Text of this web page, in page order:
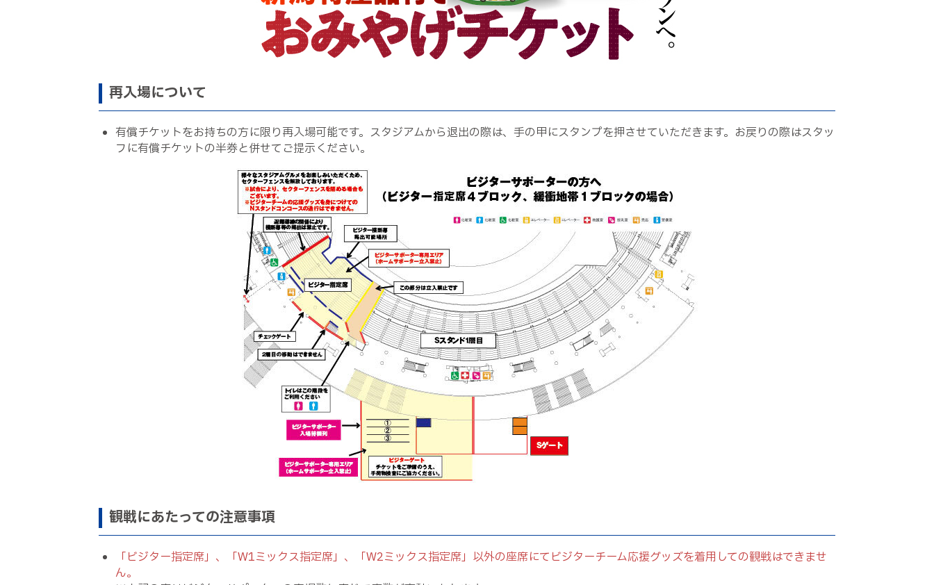
再入場について
有償チケットをお持ちの方に限り再入場可能です。スタジアムから退出の際は、手の甲にスタンプを押させていただきます。お戻りの際はスタッ
フに有償チケットの半券と併せてご提示ください。
観戦にあたっての注意事項
「ビジター指定席」、「W1ミックス指定席」、「W2ミックス指定席」以外の座席にてビジターチーム応援グッズを着用しての観戦はできませ
ん。